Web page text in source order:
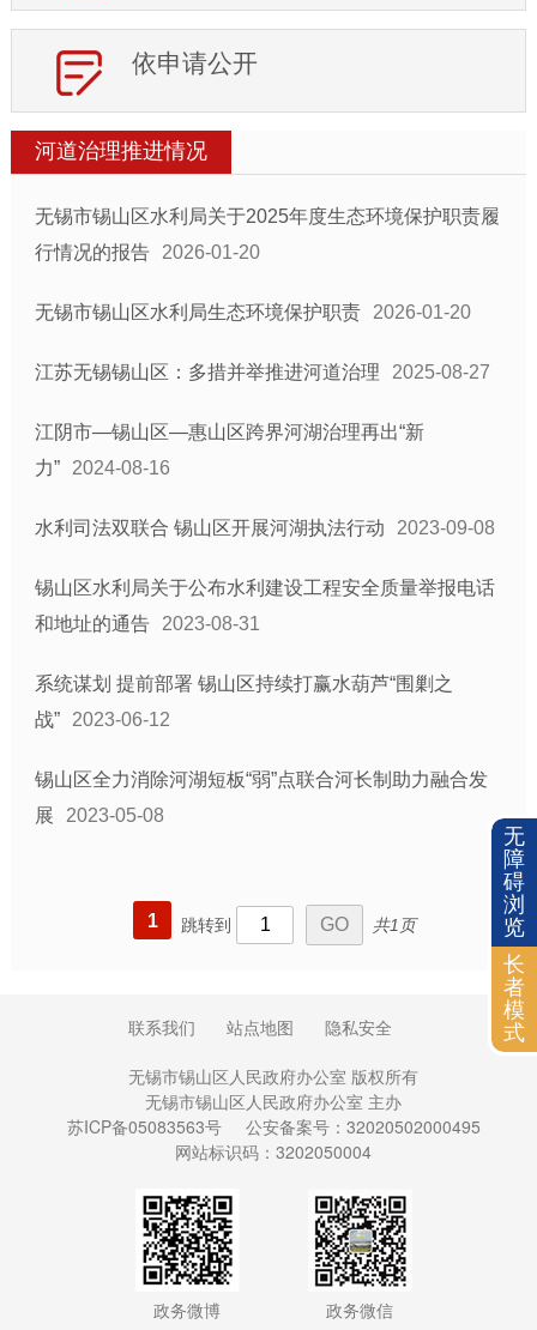
依申请公开
河道治理推进情况
无锡市锡山区水利局关于2025年度生态环境保护职责履
行情况的报告
2026-01-20
无锡市锡山区水利局生态环境保护职责 2026-01-20
江苏无锡锡山区：多措并举推进河道治理 2025-08-27
江阴市—锡山区—惠山区跨界河湖治理再出“新
力”
2024-08-16
水利司法双联合 锡山区开展河湖执法行动 2023-09-08
锡山区水利局关于公布水利建设工程安全质量举报电话
和地址的通告
2023-08-31
系统谋划 提前部署 锡山区持续打赢水葫芦“围剿之
战”
2023-06-12
锡山区全力消除河湖短板“弱”点联合河长制助力融合发
展
2023-05-08
1 跳转到 共1页
联系我们 站点地图 隐私安全
无锡市锡山区人民政府办公室 版权所有
无锡市锡山区人民政府办公室 主办
苏ICP备05083563号
公安备案号：32020502000495
网站标识码：3202050004
政务微博 政务微信
无
障
碍
浏
览
长
者
模
式